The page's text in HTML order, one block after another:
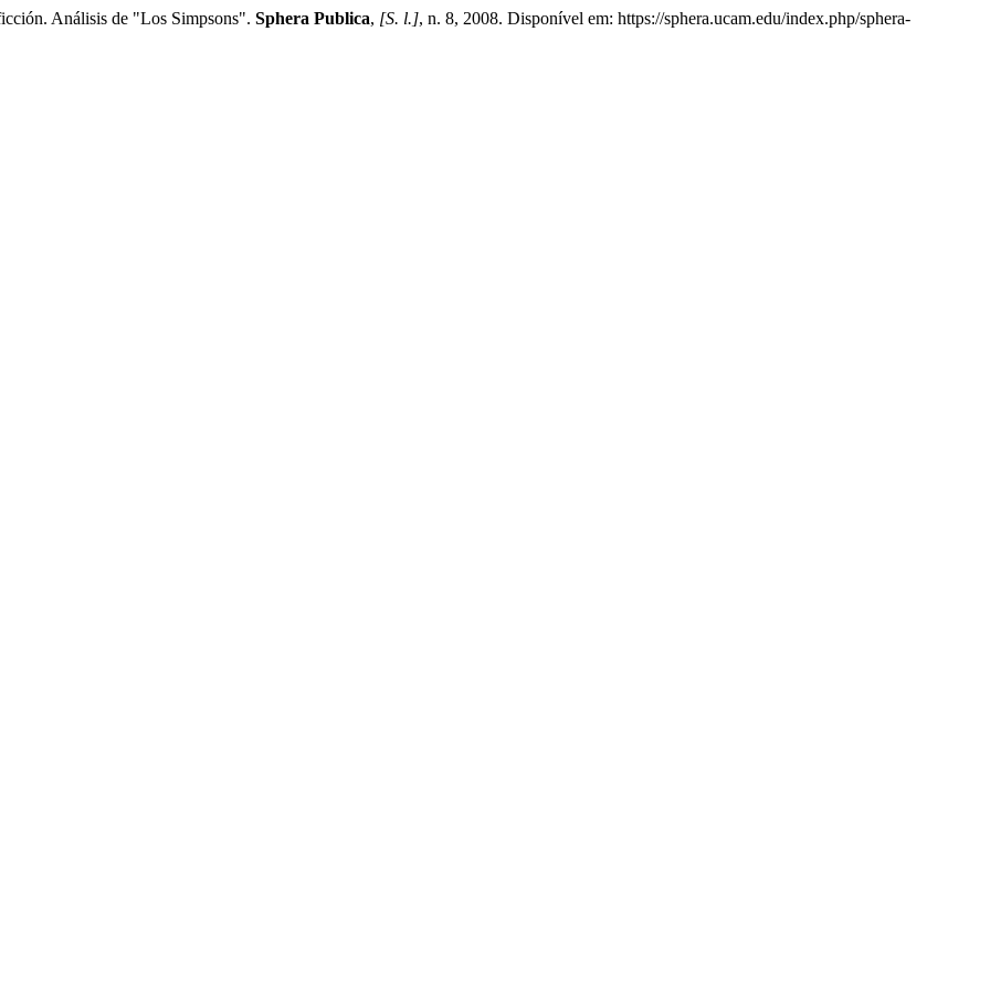
Análisis de "Los Simpsons". Sphera Publica, [S. l.], n. 8, 2008. Disponível em: https://sphera.ucam.edu/index.php/sphera-